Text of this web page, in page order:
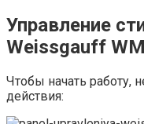
Управление
Weissgauff
Чтобы начать работу,
действия: